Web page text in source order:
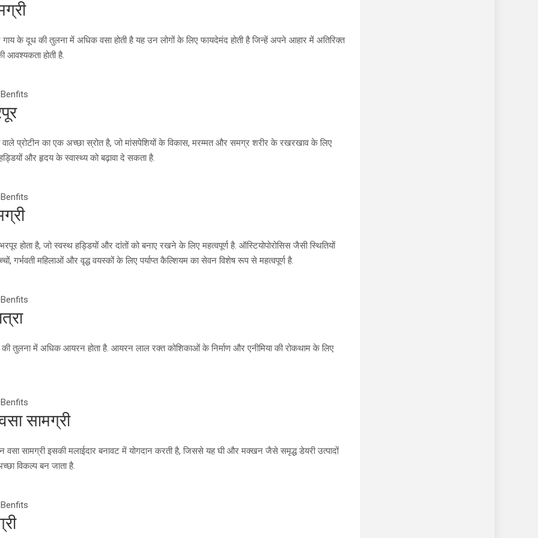
के दूध की तुलना में अधिक वसा होती है यह उन लोगों के लिए फायदेमंद होती है जिन्हें अपने आहार में अतिरिक्त
आवश्यकता होती है.
प्रोटीन का एक अच्छा स्रोत है, जो मांसपेशियों के विकास, मरम्मत और समग्र शरीर के रखरखाव के लिए
और हृदय के स्वास्थ्य को बढ़ावा दे सकता है.
होता है, जो स्वस्थ हड्डियों और दांतों को बनाए रखने के लिए महत्वपूर्ण है. ऑस्टियोपोरोसिस जैसी स्थितियों
गर्भवती महिलाओं और वृद्ध वयस्कों के लिए पर्याप्त कैल्शियम का सेवन विशेष रूप से महत्वपूर्ण है.
तुलना में अधिक आयरन होता है. आयरन लाल रक्त कोशिकाओं के निर्माण और एनीमिया की रोकथाम के लिए
सामग्री
सामग्री इसकी मलाईदार बनावट में योगदान करती है, जिससे यह घी और मक्खन जैसे समृद्ध डेयरी उत्पादों
विकल्प बन जाता है.